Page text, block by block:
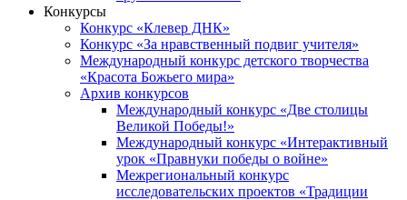
Конкурсы
Конкурс «Клевер ДНК»
Конкурс «За нравственный подвиг учителя»
Международный конкурс детского творчества
«Красота Божьего мира»
Архив конкурсов
Международный конкурс «Две столицы
Великой Победы!»
Международный конкурс «Интерактивный
урок «Правнуки победы о войне»
Межрегиональный конкурс
исследовательских проектов «Традиции